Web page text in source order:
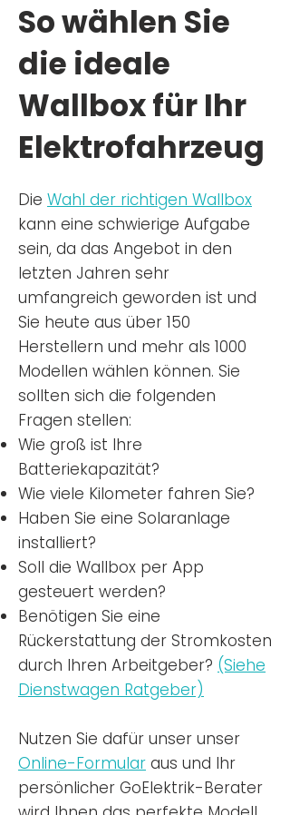
So wählen Sie
die ideale
Wallbox für Ihr
Elektrofahrzeug
Die Wahl der richtigen Wallbox
kann eine schwierige Aufgabe
sein, da das Angebot in den
letzten Jahren sehr
umfangreich geworden ist und
Sie heute aus über 150
Herstellern und mehr als 1000
Modellen wählen können. Sie
sollten sich die folgenden
Fragen stellen:
Wie groß ist Ihre
Batteriekapazität?
Wie viele Kilometer fahren Sie?
Haben Sie eine Solaranlage
installiert?
Soll die Wallbox per App
gesteuert werden?
Benötigen Sie eine
Rückerstattung der Stromkosten
durch Ihren Arbeitgeber? (Siehe
Dienstwagen Ratgeber)
Nutzen Sie dafür unser unser
Online-Formular aus und Ihr
persönlicher GoElektrik-Berater